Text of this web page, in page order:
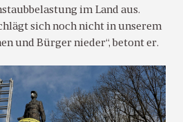
im Land aus.
sich noch nicht in unserem
und Bürger nieder“, betont er.